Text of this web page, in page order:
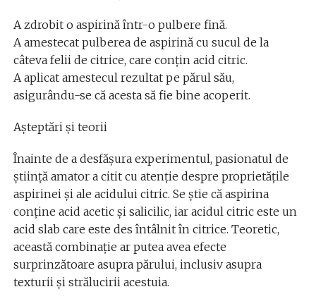
A zdrobit o aspirină într-o pulbere fină.
A amestecat pulberea de aspirină cu sucul de la
câteva felii de citrice, care conțin acid citric.
A aplicat amestecul rezultat pe părul său,
asigurându-se că acesta să fie bine acoperit.
Așteptări și teorii
Înainte de a desfășura experimentul, pasionatul de
știință amator a citit cu atenție despre proprietățile
aspirinei și ale acidului citric. Se știe că aspirina
conține acid acetic și salicilic, iar acidul citric este un
acid slab care este des întâlnit în citrice. Teoretic,
această combinație ar putea avea efecte
surprinzătoare asupra părului, inclusiv asupra
texturii și strălucirii acestuia.